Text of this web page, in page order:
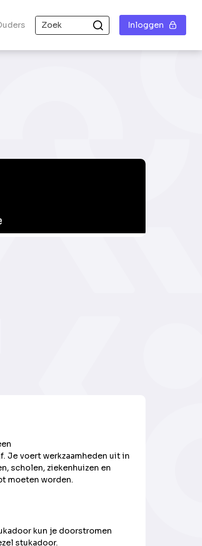
Inloggen
Je voert werkzaamheden uit in
scholen, ziekenhuizen en
moeten worden.
kun je doorstromen
stukadoor.